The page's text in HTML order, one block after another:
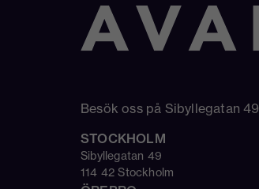
Besök oss på Sibyllegatan 49
STOCKHOLM
Sibyllegatan 49
114 42 Stockholm